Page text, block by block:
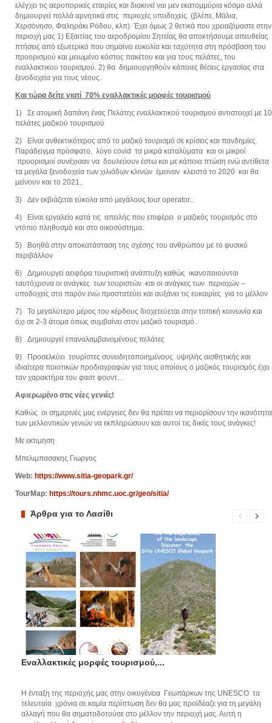
ελέγχει τις αεροπορικές εταιρίες και διακινεί ναι μεν εκατομμύρια κόσμο αλλά
δημιουργεί πολλά αρνητικά στις περιοχές υποδοχείς. (βλέπε, Μάλια,
Χερσόνησο, Φαληράκι Ρόδου, κλπ). Έχει όμως 2 θετικά που χρειαζόμαστε στην
περιοχή μας 1) Εξαιτίας του αεροδρομίου Σητείας θα αποκτήσουμε απευθείας
πτήσεις από εξωτερικό που σημαίνει ευκολία και ταχύτητα στη πρόσβαση του
προορισμού και μειωμένο κόστος πακέτου και για τους πελάτες, του
εναλλακτικού τουρισμού. 2) θα δημιουργηθούν κάποιες θέσεις εργασίας στα
ξενοδοχεία για τους νέους.
Και τώρα δείτε γιατί 70% εναλλακτικές μορφές τουρισμού
1) Σε ατομική δαπάνη ένας Πελάτης εναλλακτικού τουρισμού αντιστοιχεί με 10
πελάτες μαζικού τουρισμού
2) Είναι ανθεκτικότερος από το μαζικό τουρισμό σε κρίσεις και πανδημίες.
Παράδειγμα πρόσφατο, λόγο covid τα μικρά καταλύματα και οι μικροί
προορισμοί συνέχισαν να δουλεύουν έστω και με κάποια πτώση ενώ αντίθετα
τα μεγάλα ξενοδοχεία των χιλιάδων κλινών έμειναν κλειστά το 2020 και θα
μείνουν και το 2021..
3) Δεν εκβιάζεται εύκολα από μεγάλους tour operator
4) Είναι εργαλείο κατά τις απειλής που επιφέρει ο μαζικός τουρισμός στο
ντόπιο πληθυσμό και στο οικοσύστημα.
5) Βοηθά στην αποκατάσταση της σχέσης του ανθρώπου με το φυσικό
περιβάλλον
6) Δημιουργεί αειφόρα τουριστική ανάπτυξη καθώς ικανοποιούνται
ταυτόχρονα οι ανάγκες των τουριστών και οι ανάγκες των περιοχών –
υποδοχείς στο παρόν ενώ προστατεύει και αυξάνει τις ευκαιρίες για το μέλλον
7) Το μεγαλύτερο μέρος του κέρδους διοχετεύεται στην τοπική κοινωνία και
όχι σε 2-3 άτομα όπως συμβαίνει στον μαζικό τουρισμό..
8) Δημιουργεί επαναλαμβανομένους πελάτες
9) Προσελκύει τουρίστες συνειδητοποιημένους υψηλής αισθητικής και
ιδιαίτερα ποιοτικών προδιαγραφών για τους οποίους ο μαζικός τουρισμός έχει
τον χαρακτήρα του φαστ φουντ…
Αφιερωμένο στις νέες γενιές!
Καθώς οι σημερινές μας ενέργειες δεν θα πρέπει να περιορίσουν την ικανότητα
των μελλοντικών γενιών να εκπληρώσουν και αυτοί τις δικές τους ανάγκες!
Με εκτιμηση
Μπελιμπασακης Γιωργος
Web: https://www.sitia-geopark.gr/
TourMap: https://tours.nhmc.uoc.gr/geo/sitia/
Άρθρα για το Λασίθι
Εναλλακτικές μορφές τουρισμού,...
Η ένταξη της περιοχής μας στην οικογένεια Γεωπάρκων της UNESCO τα
τελευταία χρόνια σε καμία περίπτωση δεν θα μας προϊδέαζε για τη μεγάλη
αλλαγή που θα σηματοδοτούσε στο μέλλον την περιοχή μας. Αυτή η